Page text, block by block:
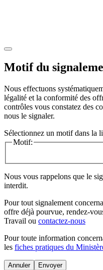
Motif du
Nous effectuons
légalité et la conformité des
contrôles vous constatez des
nous le signaler.
Sélectionnez un motif dans la
Motif:
Nous vous rappelons que le
interdit.
Pour tout signalement
offre déjà pourvue, rendez-
Travail ou contactez-nous
Pour toute information
les fiches pratiques du
Annuler